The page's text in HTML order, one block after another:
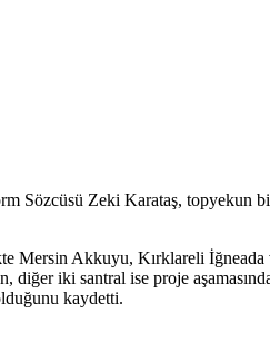
Sözcüsü Zeki Karataş, topyekun
Mersin Akkuyu, Kırklareli
diğer iki santral ise proje
kaydetti.